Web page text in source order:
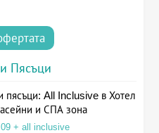
Пясъци
пясъци: All Inclusive в Хотел
и СПА зона
+ all inclusive